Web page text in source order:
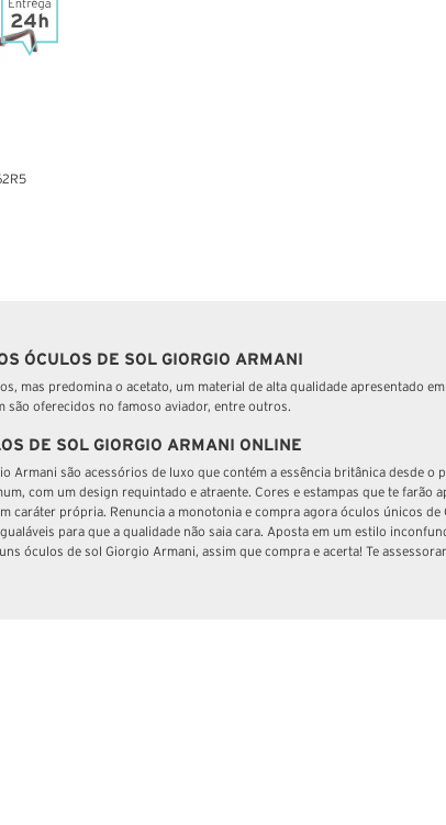
ÓCULOS DE SOL GIORGIO ARMANI
mas predomina o acetato, um material de alta qualidade apresentado
são oferecidos no famoso aviador, entre outros.
DE SOL GIORGIO ARMANI ONLINE
Armani são acessórios de luxo que contém a essência britânica desde o
com um design requintado e atraente. Cores e estampas que te farão
caráter própria. Renuncia a monotonia e compra agora óculos únicos
para que a qualidade não saia cara. Aposta em um estilo
óculos de sol Giorgio Armani, assim que compra e acerta! Te